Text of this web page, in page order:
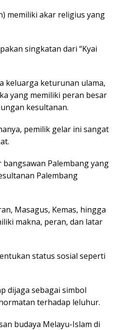
memiliki akar religius yang
singkatan dari “Kyai
keluarga keturunan ulama,
yang memiliki peran besar
kesultanan.
pemilik gelar ini sangat
Palembang yang
Palembang
Masagus, Kemas, hingga
makna, peran, dan latar
status sosial seperti
dijaga sebagai simbol
terhadap leluhur.
budaya Melayu-Islam di